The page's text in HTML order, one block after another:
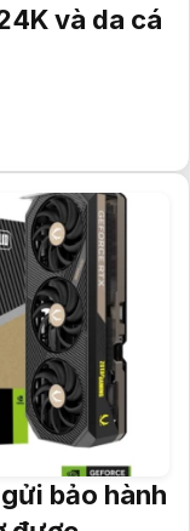
và da cá
bảo hành